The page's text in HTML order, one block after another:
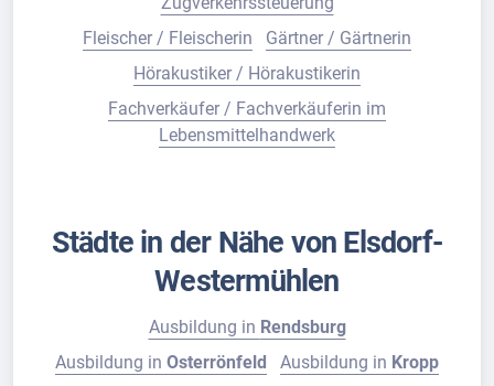
Fleischer / Fleischerin
Gärtner / Gärtnerin
Hörakustiker / Hörakustikerin
Fachverkäufer / Fachverkäuferin im
Lebensmittelhandwerk
Städte in der Nähe von Elsdorf-
Westermühlen
Ausbildung in Rendsburg
Ausbildung in Osterrönfeld Ausbildung in Kropp